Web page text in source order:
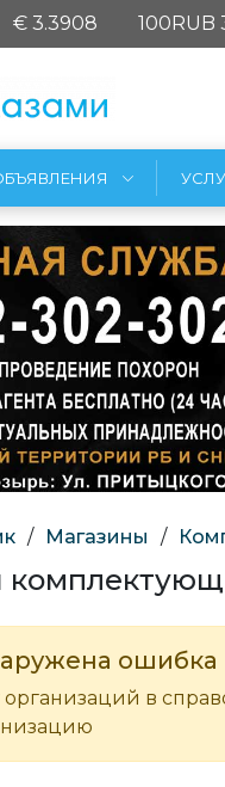
€ 3.3908 100RUB
/ Магазины /
ошибка
в